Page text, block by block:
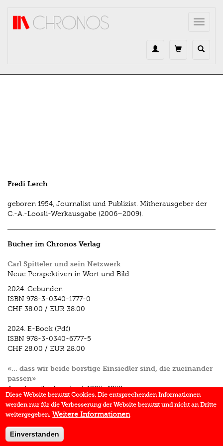
Toggle
Fredi Lerch
geboren 1954, Journalist und Publizist. Mitherausgeber der
C.-A.-Loosli-Werkausgabe (2006–2009).
Bücher im Chronos Verlag
Carl Spitteler und sein Netzwerk
Neue Perspektiven in Wort und Bild
2024. Gebunden
ISBN 978-3-0340-1777-0
CHF 38.00 / EUR 38.00
2024. E-Book (Pdf)
ISBN 978-3-0340-6777-5
CHF 28.00 / EUR 28.00
«… dass wir beide borstige Einsiedler sind, die zueinander
passen»
Aus dem Briefwechsel, 1905–1958
Unter Mitarbeit von Jael Bollag und Erwin Marti
2022. Gebunden
CHF 58.00/EUR 58.00
Diese Website benutzt Cookies. Die entsprechenden Informationen
werden nur für die Verbesserung der Website benutzt und nicht an Dritte
weitergegeben. Weitere Informationen
Einverstanden